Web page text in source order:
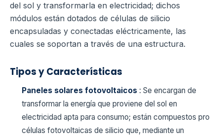
del sol y transformarla en electricidad; dichos
módulos están dotados de células de silicio
encapsuladas y conectadas eléctricamente, las
cuales se soportan a través de una estructura.
Tipos y Características
Paneles solares fotovoltaicos : Se encargan de
transformar la energía que proviene del sol en
electricidad apta para consumo; están compuestos pro
células fotovoltaicas de silicio que, mediante un